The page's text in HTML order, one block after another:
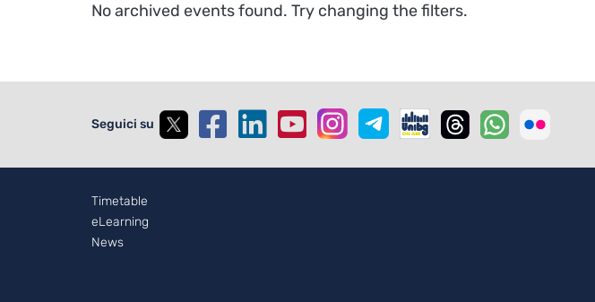
No archived events found. Try changing the filters.
Seguici su
Footer - 2
Timetable
eLearning
News